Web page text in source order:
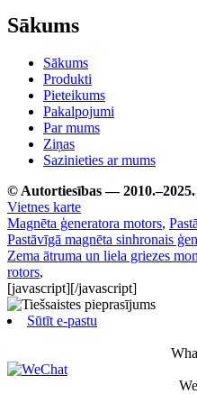
Sākums
Sākums
Produkti
Pieteikums
Pakalpojumi
Par mums
Ziņas
Sazinieties ar mums
© Autortiesības — 2010.–2025.
Vietnes karte
Magnēta ģeneratora motors,
Pastāvīgā magnēta sinhronais
Zema ātruma un liela griezes
rotors,
[javascript][/javascript]
Sūtīt e-pastu